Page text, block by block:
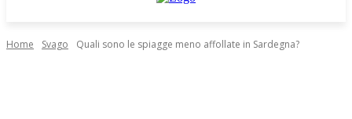
Home Svago Quali sono le spiagge meno affollate in Sardegna?